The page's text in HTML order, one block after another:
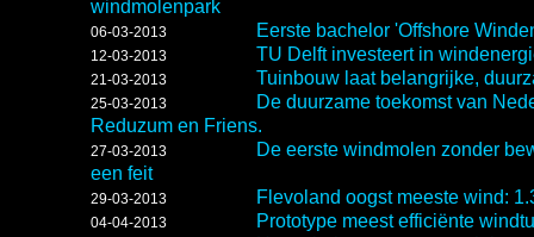
windmolenpark
06-03-2013 Eerste bachelor 'Offshore
12-03-2013 TU Delft investeert in
21-03-2013 Tuinbouw laat belangrijke,
25-03-2013
De duurzame toekomst van
Reduzum en Friens.
27-03-2013
De eerste windmolen zonder
een feit
29-03-2013 Flevoland oogst meeste wind:
04-04-2013 Prototype meest efficiënte